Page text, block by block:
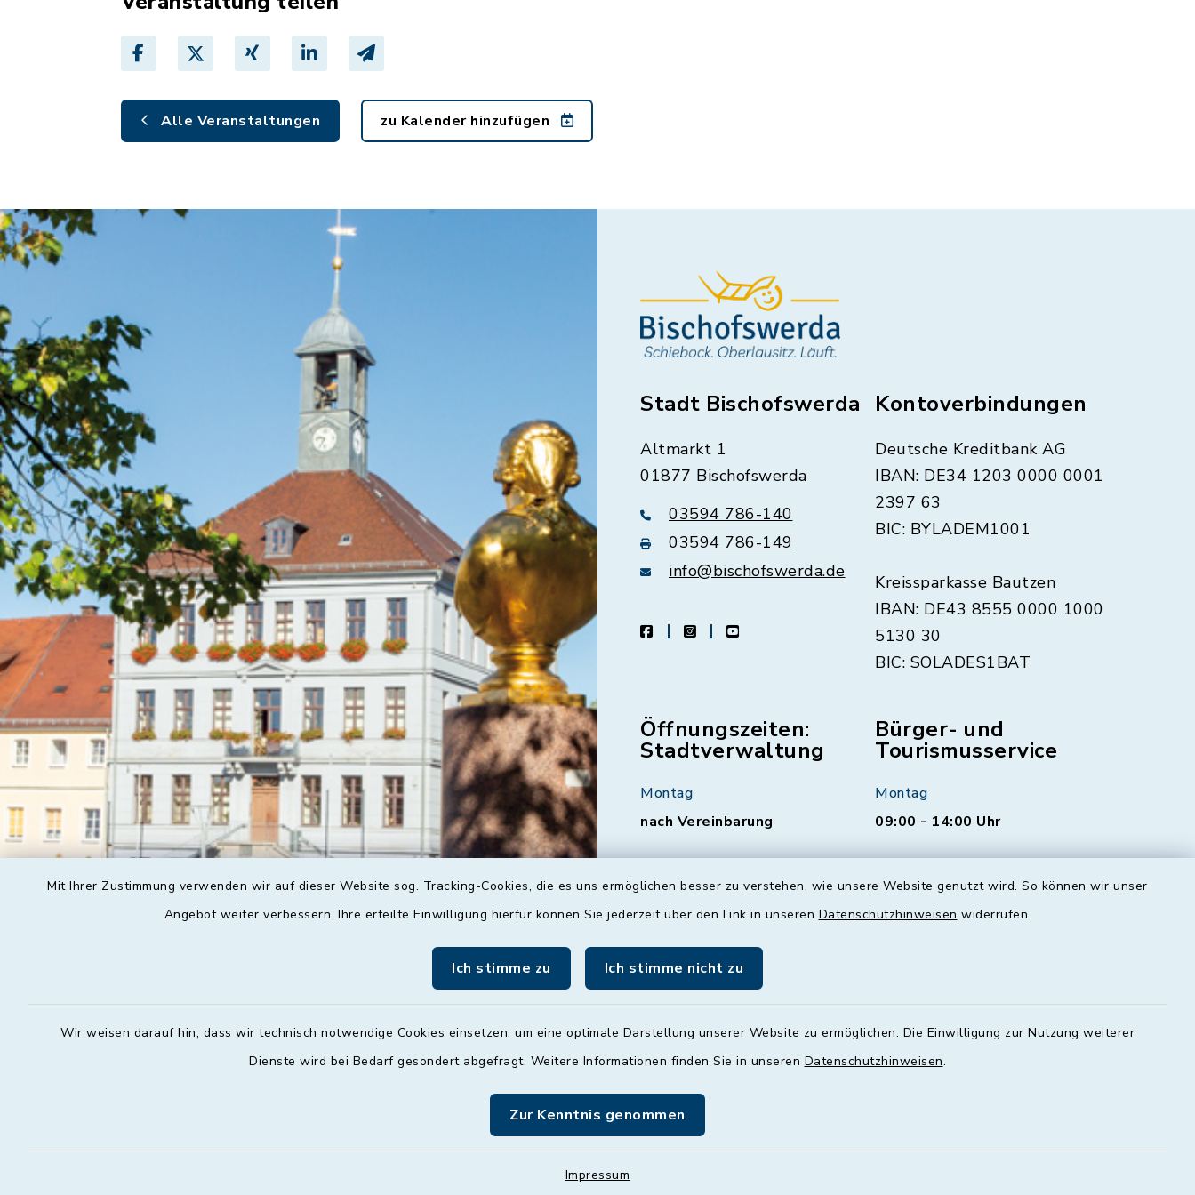
Mit Ihrer Zustimmung verwenden wir auf dieser Website sog. Tracking-Cookies, die es uns ermöglichen besser zu verstehen, wie unsere Website genutzt wird. So können wir unser
Angebot weiter verbessern. Ihre erteilte Einwilligung hierfür können Sie jederzeit über den Link in unseren Datenschutzhinweisen widerrufen.
Ich stimme zu Ich stimme nicht zu
Wir weisen darauf hin, dass wir technisch notwendige Cookies einsetzen, um eine optimale Darstellung unserer Website zu ermöglichen. Die Einwilligung zur Nutzung weiterer
Dienste wird bei Bedarf gesondert abgefragt. Weitere Informationen finden Sie in unseren Datenschutzhinweisen.
Zur Kenntnis genommen
Impressum
Alle Veranstaltungen zu Kalender hinzufügen
Stadt Bischofswerda
Altmarkt 1
01877 Bischofswerda
03594 786-140
03594 786-149
info@bischofswerda.de
facebookinstagramyoutube
Kontoverbindungen
Deutsche Kreditbank AG
IBAN: DE34 1203 0000 0001
2397 63
BIC: BYLADEM1001
Kreissparkasse Bautzen
IBAN: DE43 8555 0000 1000
5130 30
BIC: SOLADES1BAT
Öffnungszeiten:
Stadtverwaltung
Montag
nach Vereinbarung
Dienstag
09:00 - 12:00 und 13:00 - 16:00
Uhr
nach Vereinbarung
Donnerstag
09:00 - 12:00 und 13:00 - 18:00
Freitag
09:00 - 12:00 Uhr
Bürger- und
Tourismusservice
Montag
09:00 - 14:00 Uhr
Dienstag
09:00 - 12:00 und 13:00 - 18:00
Uhr
Donnerstag
09:00 - 12:00 und 13:00 - 18:00
09:00 - 12:00 Uhr